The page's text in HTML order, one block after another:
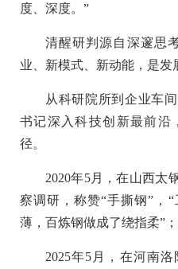
度、深度。”
清醒研判源自深邃思
业、新模式、新动能，是发
从科研院所到企业车
书记深入科技创新最前沿
径。
2020年5月，在山西太
察调研，称赞“手撕钢”，
薄，百炼钢做成了绕指柔”；
2025年5月，在河南